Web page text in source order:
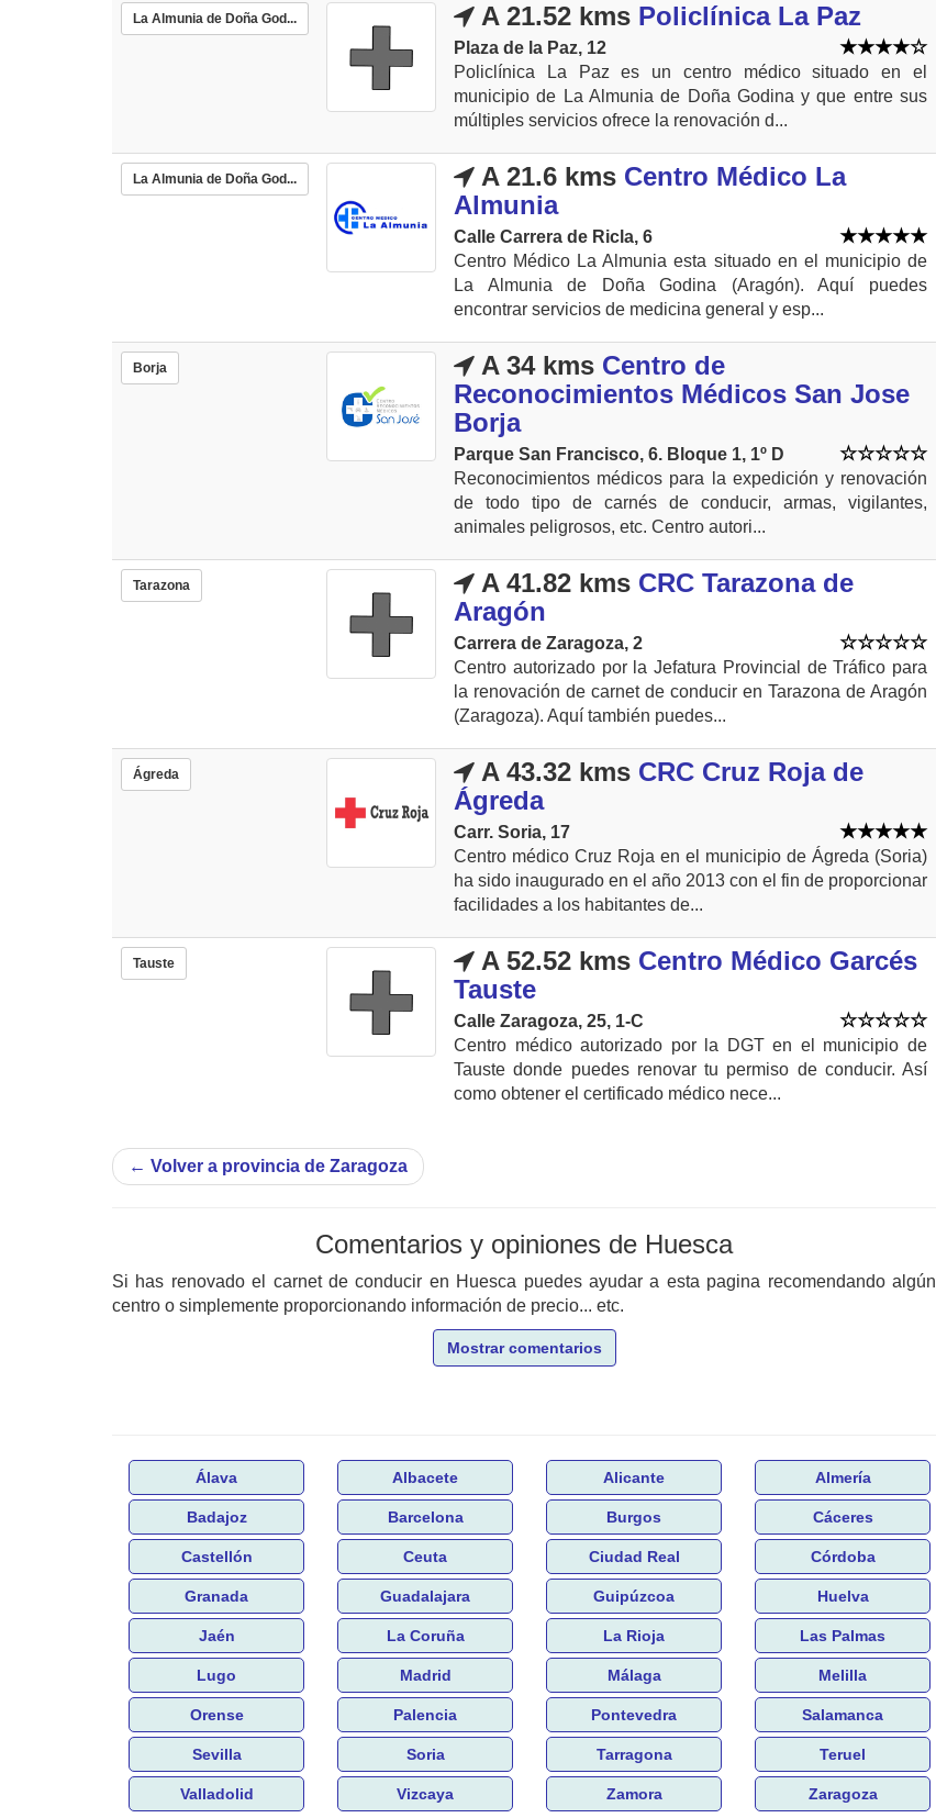
La Almunia de Doña God... A 21.52 kms Policlínica La Paz
Plaza de la Paz, 12
Policlínica La Paz es un centro médico situado en el
municipio de La Almunia de Doña Godina y que entre sus
múltiples servicios ofrece la renovación d...
La Almunia de Doña God... A 21.6 kms Centro Médico La
Almunia
Calle Carrera de Ricla, 6
Centro Médico La Almunia esta situado en el municipio de
La Almunia de Doña Godina (Aragón). Aquí puedes
encontrar servicios de medicina general y esp...
Borja A 34 kms Centro de
Reconocimientos Médicos San Jose
Borja
Parque San Francisco, 6. Bloque 1, 1º D
Reconocimientos médicos para la expedición y renovación
de todo tipo de carnés de conducir, armas, vigilantes,
animales peligrosos, etc. Centro autori...
Tarazona A 41.82 kms CRC Tarazona de
Aragón
Carrera de Zaragoza, 2
Centro autorizado por la Jefatura Provincial de Tráfico para
la renovación de carnet de conducir en Tarazona de Aragón
(Zaragoza). Aquí también puedes...
Ágreda A 43.32 kms CRC Cruz Roja de
Ágreda
Carr. Soria, 17
Centro médico Cruz Roja en el municipio de Ágreda (Soria)
ha sido inaugurado en el año 2013 con el fin de proporcionar
facilidades a los habitantes de...
Tauste A 52.52 kms Centro Médico Garcés
Tauste
Calle Zaragoza, 25, 1-C
Centro médico autorizado por la DGT en el municipio de
Tauste donde puedes renovar tu permiso de conducir. Así
como obtener el certificado médico nece...
← Volver a provincia de Zaragoza
Comentarios y opiniones de Huesca
Si has renovado el carnet de conducir en Huesca puedes ayudar a esta pagina recomendando algún
centro o simplemente proporcionando información de precio... etc.
Mostrar comentarios
Álava Albacete Alicante Almería
Badajoz Barcelona Burgos Cáceres
Castellón Ceuta Ciudad Real Córdoba
Granada Guadalajara Guipúzcoa Huelva
Jaén La Coruña La Rioja Las Palmas
Lugo Madrid Málaga Melilla
Orense Palencia Pontevedra Salamanca
Sevilla Soria Tarragona Teruel
Valladolid Vizcaya Zamora Zaragoza